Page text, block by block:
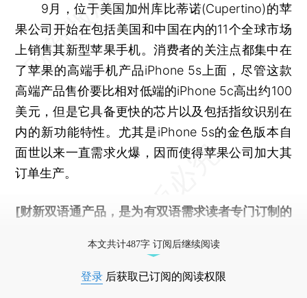
9月，位于美国加州库比蒂诺(Cupertino)的苹
果公司开始在包括美国和中国在内的11个全球市场
上销售其新型苹果手机。消费者的关注点都集中在
了苹果的高端手机产品iPhone 5s上面，尽管这款
高端产品售价要比相对低端的iPhone 5c高出约100
美元，但是它具备更快的芯片以及包括指纹识别在
内的新功能特性。尤其是iPhone 5s的金色版本自
面世以来一直需求火爆，因而使得苹果公司加大其
订单生产。
[财新双语通产品，是为有双语需求读者专门订制的
本文共计487字 订阅后继续阅读
登录 后获取已订阅的阅读权限